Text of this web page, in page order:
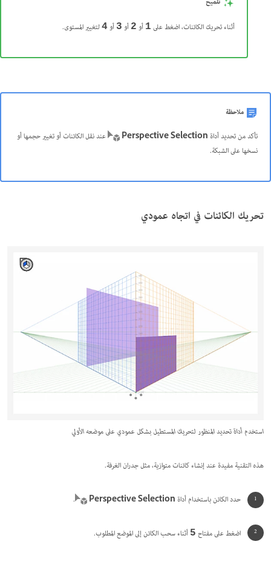
أثناء تحريك الكائنات، اضغط على 1 أو 2 أو 3 أو 4لتغيير المستوى.
ملاحظة
تأكد من تحديد أداةPerspective Selection
عند نقل الكائنات أو تغيير حجمها أو
نسخها على الشبكة.
تحريك الكائنات في اتجاه عمودي
استخدم أداة تحديد المنظور لتحريك المستطيل بشكل عمودي على موضعه الأولي
هذه التقنية مفيدة عند إنشاء كائنات متوازية، مثل جدران الغرفة.
حدد الكائن باستخدام أداةPerspective Selection
.
اضغط على مفتاح 5 أثناء سحب الكائن إلى الموضع المطلوب.